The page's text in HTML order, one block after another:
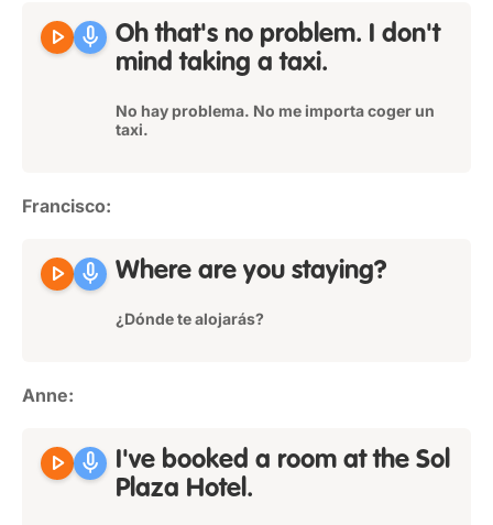
play_arrow mic Oh that's no problem. I don't
mind taking a taxi.
No hay problema. No me importa coger un
taxi.
Francisco:
play_arrow mic Where are you staying?
¿Dónde te alojarás?
Anne:
play_arrow mic I've booked a room at the Sol
Plaza Hotel.